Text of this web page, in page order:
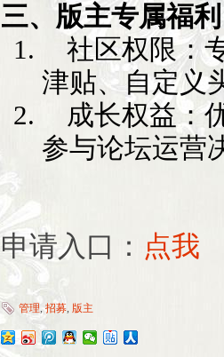
三、版主专属福利
社区权限：
津贴、自定义
成长权益：
参与论坛运营
申请入口： 点我
管理,招募, 版主